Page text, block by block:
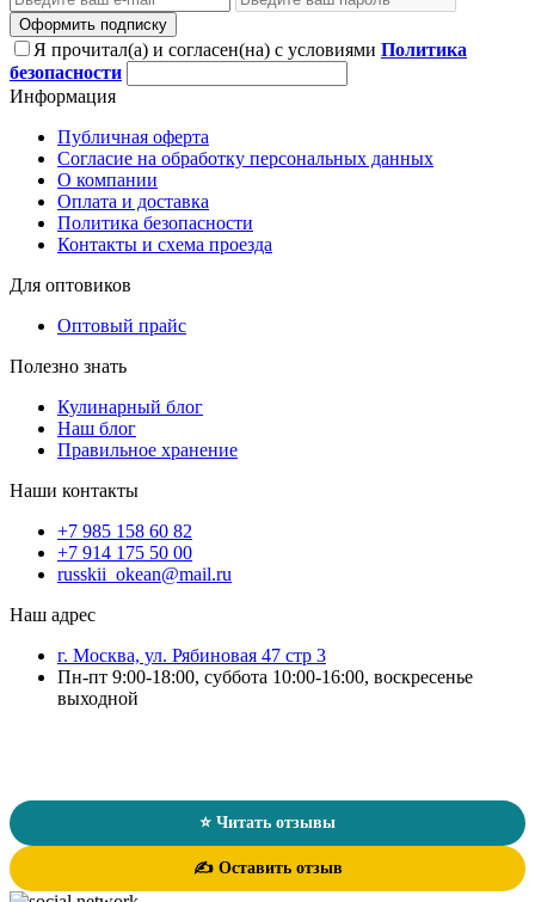
Оформить подписку
Я прочитал(а) и согласен(на) с условиями Политика
безопасности
Информация
Публичная оферта
Согласие на обработку персональных данных
О компании
Оплата и доставка
Политика безопасности
Контакты и схема проезда
Для оптовиков
Оптовый прайс
Полезно знать
Кулинарный блог
Наш блог
Правильное хранение
Наши контакты
+7 985 158 60 82
+7 914 175 50 00
russkii_okean@mail.ru
Наш адрес
г. Москва, ул. Рябиновая 47 стр 3
Пн-пт 9:00-18:00, суббота 10:00-16:00, воскресенье
выходной
⭐ Читать отзывы
✍️ Оставить отзыв